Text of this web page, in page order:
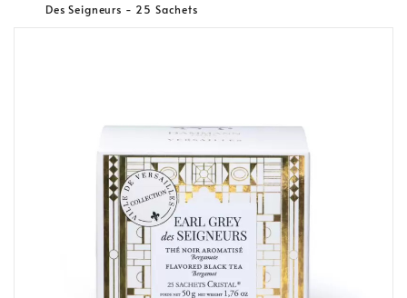
Des Seigneurs - 25 Sachets